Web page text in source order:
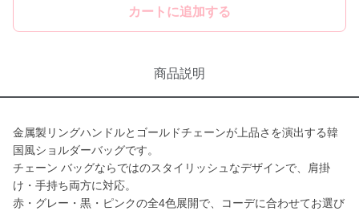
カートに追加する
商品説明
金属製リングハンドルとゴールドチェーンが上品さを演出する韓
国風ショルダーバッグです。
チェーン バッグならではのスタイリッシュなデザインで、肩掛
け・手持ち両方に対応。
赤・グレー・黒・ピンクの全4色展開で、コーデに合わせてお選び